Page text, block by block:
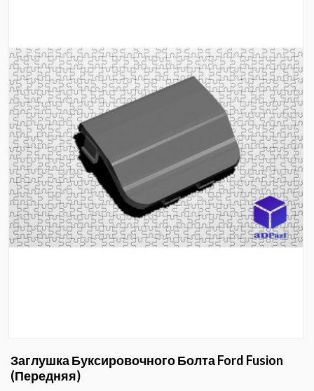
Заглушка Буксировочного Болта Ford Fusion
(передняя)